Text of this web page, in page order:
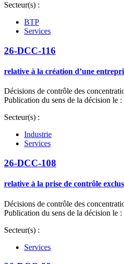
Secteur(s) :
BTP
Services
26-DCC-116
relative à la création d’une
Décisions de contrôle des
Publication du sens de la décision le
Secteur(s) :
Industrie
Services
26-DCC-108
relative à la prise de contrôle
Décisions de contrôle des
Publication du sens de la décision le
Secteur(s) :
Services